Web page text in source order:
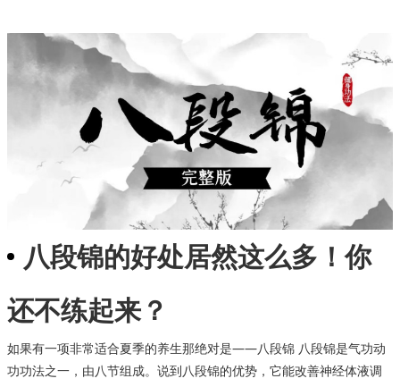
八段锦的好处居然这么多！你
还不练起来？
如果有一项非常适合夏季的养生那绝对是——八段锦 八段锦是气功动
功功法之一，由八节组成。说到八段锦的优势，它能改善神经体液调